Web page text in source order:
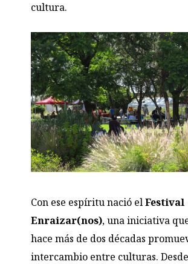
cultura.
Con ese espíritu nació elFestival
Enraizar(nos), una iniciativa
hace más de dos décadas
intercambio entre culturas.